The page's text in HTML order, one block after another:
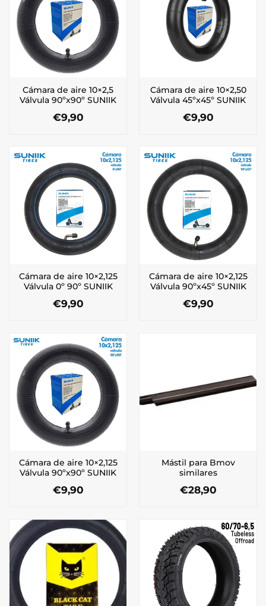
Cámara de aire 10×2,5
Válvula 90ºx90º SUNIIK
€9,90
Cámara de aire 10×2,50
Válvula 45ºx45º SUNIIK
€9,90
Cámara de aire 10×2,125
Válvula 0º 90º SUNIIK
€9,90
Cámara de aire 10×2,125
Válvula 90ºx45º SUNIIK
€9,90
Cámara de aire 10×2,125
Válvula 90ºx90º SUNIIK
€9,90
Mástil para Bmov
similares
€28,90